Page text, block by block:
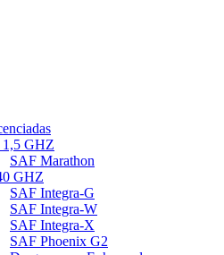
1,5 GHZ
SAF Marathon
GHZ
SAF Integra-G
SAF Integra-W
SAF Integra-X
SAF Phoenix G2